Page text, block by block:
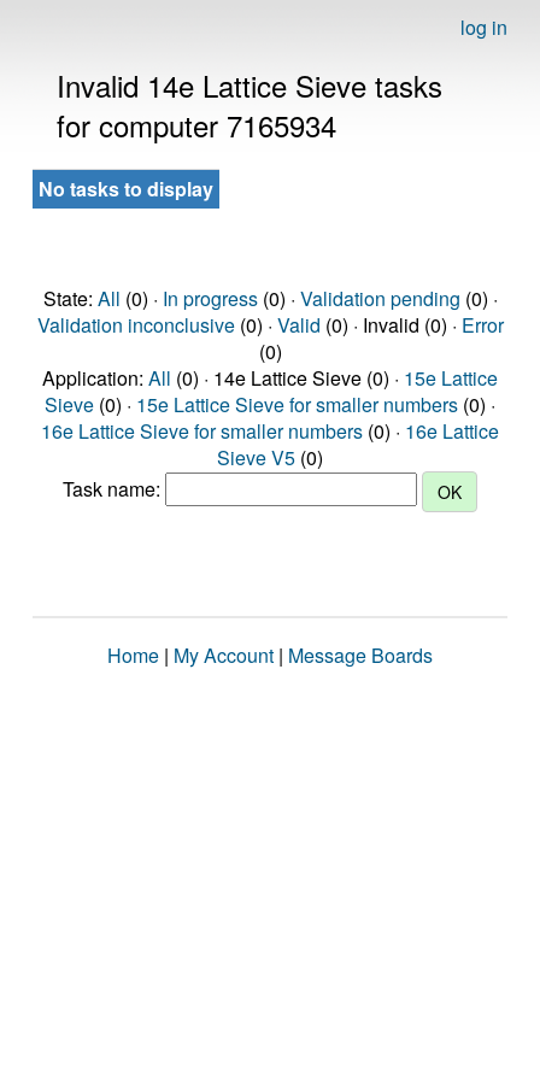
log in
Invalid 14e Lattice Sieve tasks
for computer 7165934
No tasks to display
State: All (0) · In progress(0) · Validation pending (0) ·
Validation inconclusive(0) · Valid (0) · Invalid (0) · Error
(0)
Application: All (0) · 14e Lattice Sieve (0) · 15e Lattice
Sieve (0) · 15e Lattice Sieve for smaller numbers (0) ·
16e Lattice Sieve for smaller numbers (0) · 16e Lattice
Sieve V5 (0)
Task name:
Home | My Account | Message Boards